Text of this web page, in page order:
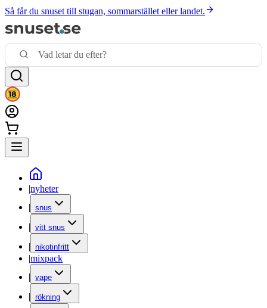
Så får du snuset till stugan, sommarstället eller landet.
|nyheter
| snus
| vitt snus
| nikotinfritt
|mixpack
| vape
| rökning